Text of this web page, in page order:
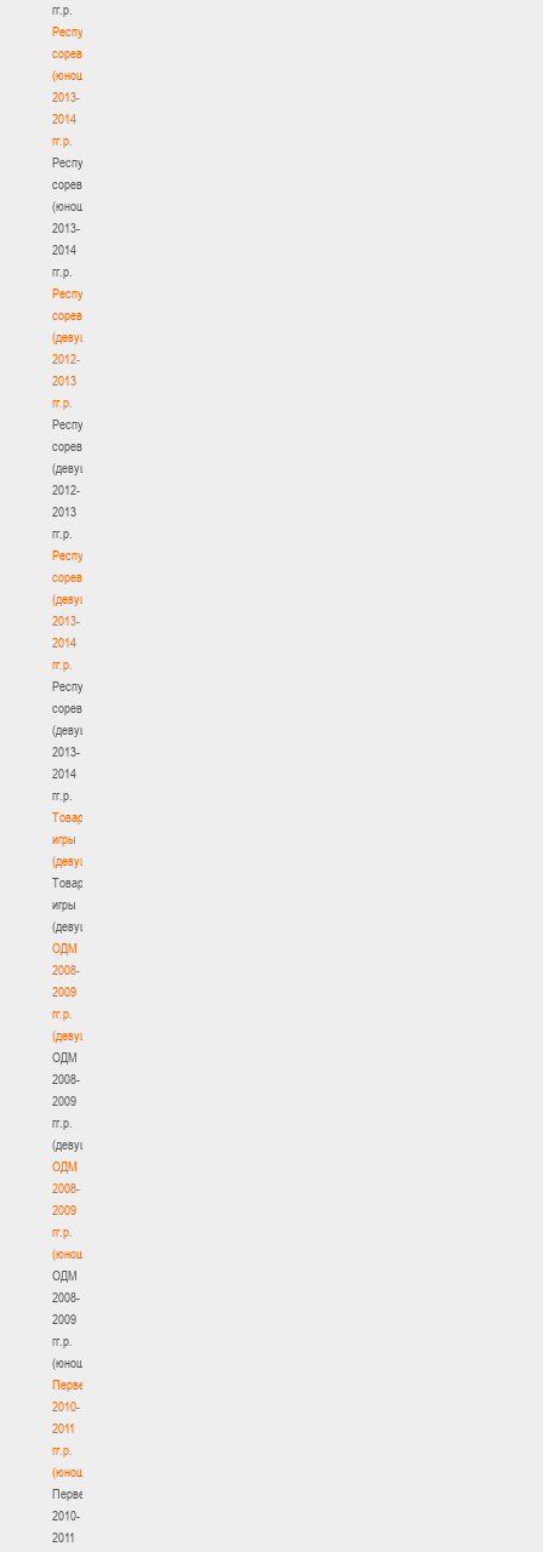
гг.р.
Республиканские
соревнования
(юноши)
2013-
2014
гг.р.
Республиканские
соревнования
(юноши)
2013-
2014
гг.р.
Республиканские
соревнования
(девушки)
2012-
2013
гг.р.
Республиканские
соревнования
(девушки)
2012-
2013
гг.р.
Республиканские
соревнования
(девушки)
2013-
2014
гг.р.
Республиканские
соревнования
(девушки)
2013-
2014
гг.р.
Товарищеские
игры
(девушки)
Товарищеские
игры
(девушки)
ОДМ
2008-
2009
гг.р.
(девушки)
ОДМ
2008-
2009
гг.р.
(девушки)
ОДМ
2008-
2009
гг.р.
(юноши)
ОДМ
2008-
2009
гг.р.
(юноши)
Первенство
2010-
2011
гг.р.
(юноши)
Первенство
2010-
2011